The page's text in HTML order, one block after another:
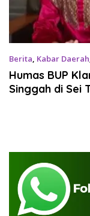
Berita, Kabar Daerah
Humas BUP
Singgah di Sei